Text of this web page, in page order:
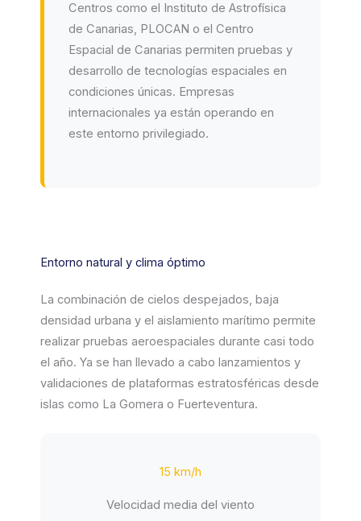
Centros como el Instituto de Astrofísica
de Canarias, PLOCAN o el Centro
Espacial de Canarias permiten pruebas y
desarrollo de tecnologías espaciales en
condiciones únicas. Empresas
internacionales ya están operando en
este entorno privilegiado.
Entorno natural y clima óptimo
La combinación de cielos despejados, baja
densidad urbana y el aislamiento marítimo permite
realizar pruebas aeroespaciales durante casi todo
el año. Ya se han llevado a cabo lanzamientos y
validaciones de plataformas estratosféricas desde
islas como La Gomera o Fuerteventura.
15 km/h
Velocidad media del viento